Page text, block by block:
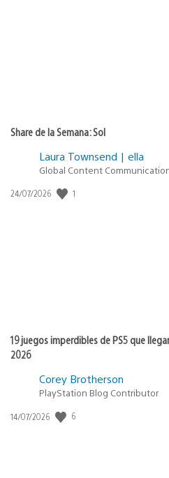
Share de la Semana: Sol
Laura Townsend | ella
Global Content
Fecha
24/07/2026 1
19 juegos imperdibles de PS5 que
2026
Corey Brotherson
PlayStation Blog Contributor
Fecha
14/07/2026 6